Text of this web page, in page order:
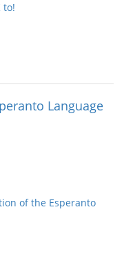
to!
Language
of the Esperanto